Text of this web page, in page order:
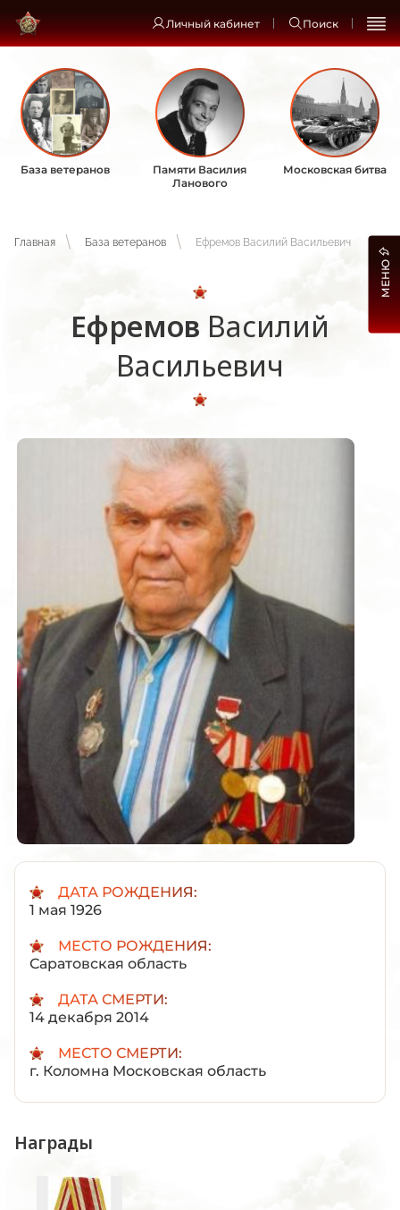
Личный кабинет Поиск
База ветеранов
Памяти Василия
Ланового
Московская битва
Главная База ветеранов Ефремов Василий Васильевич
Ефремов Василий
Васильевич
ДАТА РОЖДЕНИЯ:
1 мая 1926
МЕСТО РОЖДЕНИЯ:
Саратовская область
ДАТА СМЕРТИ:
14 декабря 2014
МЕСТО СМЕРТИ:
г. Коломна Московская область
Награды
МЕНЮ